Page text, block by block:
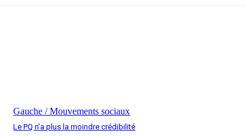
Gauche / Mouvements sociaux
Le PQ n’a plus la moindre crédibilité